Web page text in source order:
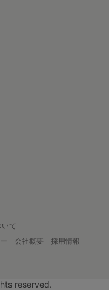
て
会社概要
採用情報
reserved.